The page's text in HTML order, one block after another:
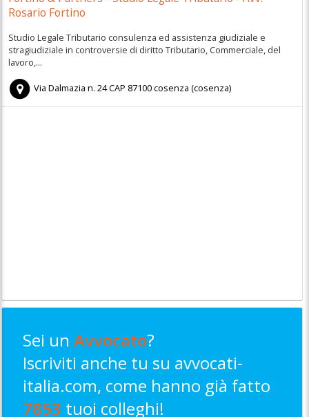
Rosario Fortino
Studio Legale Tributario consulenza ed assistenza giudiziale e
stragiudiziale in controversie di diritto Tributario, Commerciale, del
lavoro,...
Via Dalmazia n. 24CAP 87100cosenza (cosenza)
Sei unAvvocato?
Iscriviti anche tu su avvocati-
italia.com, come hanno già fatto
7853 tuoi colleghi!